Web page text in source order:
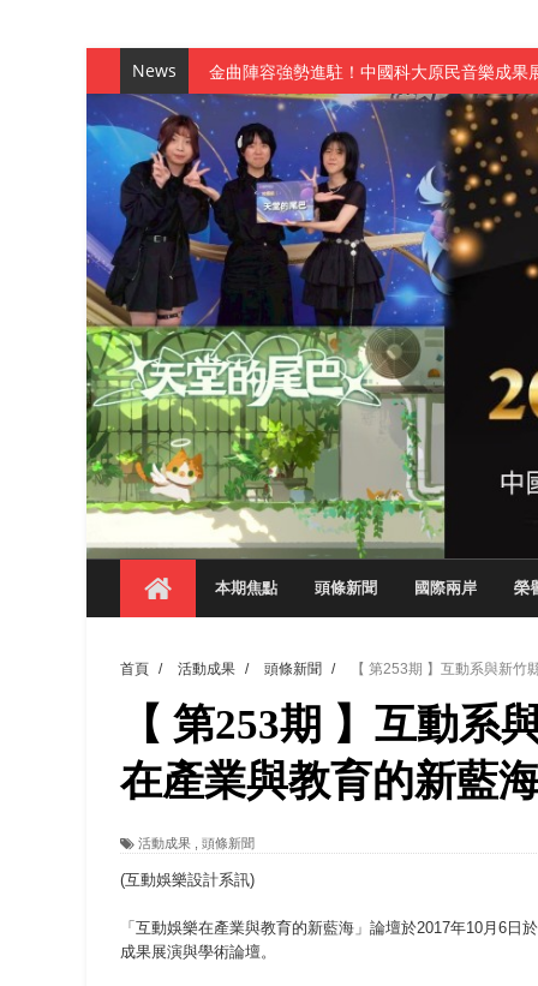
News
數媒系《天堂的尾巴》、《礦影》勇奪台灣
師生攜手磨練一個月！觀管系榮獲天籟盃
一銀彭仁主中國科大開講 解密AI時代的金
通識教育中心主辦「114學年度AI英文自我
數據後的溫度：財金系傑出校友共議「人
森城建設股份有限公司捐贈 嘉惠行管系莘
產學合作新里程！財金系師生參訪中租控股
英文公園 315期
【 第404期 】影視系榮獲59屆美國休士頓
【 第404期 】你抓得到我嗎？數媒系VR新
【 第404期 】數媒系《光影潛歷史》榮獲
【 第404期 】探索空間設計解方 室設系學
【 第404期 】從創意到實踐 數媒系學生於
【 第404期 】以品格奠基、用領導領航：
領航AI創先例！ 數媒系錄音室獲「杜比全
觀管系展現跨域創新與實作育人成效 AI智
學務處舉辦「董事長『聊』心室」 上官董
成人之美成就學生夢想 菁英學程陪伴財金
金曲陣容強勢進駐！中國科大原民音樂成果
本期焦點 頭條新聞 國際兩岸 榮
首頁 / 活動成果 / 頭條新聞 / 【 第253期 】互動系與新
【 第253期 】互動系
在產業與教育的新藍
活動成果 頭條新聞
(互動娛樂設計系訊)
「互動娛樂在產業與教育的新藍海」論壇於2017年10月6
成果展演與學術論壇。